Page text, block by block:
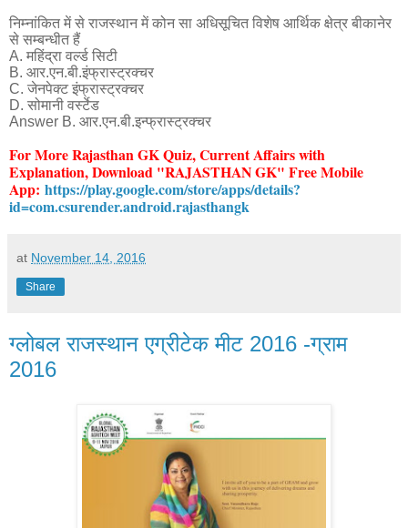
निम्नांकित में से राजस्थान में कोन सा अधिसूचित विशेष आर्थिक क्षेत्र बीकानेर
से सम्बन्धीत हैं
A. महिंद्रा वर्ल्ड सिटी
B. आर.एन.बी.इंफ्रास्ट्रक्चर
C. जेनपेक्ट इंफ्रास्ट्रक्चर
D. सोमानी वर्स्टेड
Answer B. आर.एन.बी.इन्फ्रास्ट्रक्चर
For More Rajasthan GK Quiz, Current Affairs with
Explanation, Download "RAJASTHAN GK" Free Mobile
App: https://play.google.com/store/apps/details?
id=com.csurender.android.rajasthangk
at November 14, 2016
Share
ग्लोबल राजस्थान एग्रीटेक मीट 2016 -ग्राम
2016